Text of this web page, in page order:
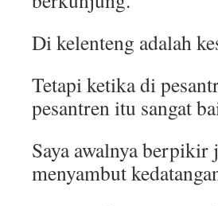
Di kelenteng adalah
Tetapi ketika di
pesantren itu sangat
Saya awalnya berpikir
menyambut